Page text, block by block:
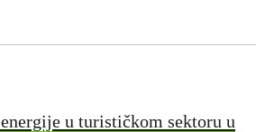
u turističkom sektoru u